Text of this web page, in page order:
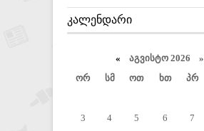
ᲙᲐᲚᲔᲜᲓᲐᲠᲘ
« აგვისტო 2026 »
ორ
სმ ოთ ხთ პრ
3
4 5 6 7